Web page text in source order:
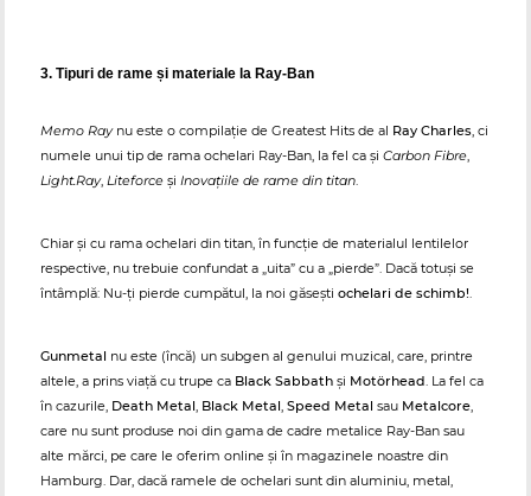
3. Tipuri de rame și materiale la Ray-Ban
Memo Raynu este o compilație de Greatest Hits de al Ray Charles, ci
numele unui tip de rama ochelari Ray-Ban, la fel ca și Carbon Fibre,
Light.Ray, Liteforce și Inovațiile de rame din titan.
Chiar și cu rama ochelari din titan, în funcție de materialul lentilelor
respective, nu trebuie confundat a „uita” cu a „pierde”. Dacă totuși se
întâmplă: Nu-ți pierde cumpătul, la noi găsești ochelari de schimb!.
Gunmetal nu este (încă) un subgen al genului muzical, care, printre
altele, a prins viață cu trupe ca Black Sabbath și Motörhead. La fel ca
în cazurile, Death Metal, Black Metal, Speed Metal sau Metalcore,
care nu sunt produse noi din gama de cadre metalice Ray-Ban sau
alte mărci, pe care le oferim online și în magazinele noastre din
Hamburg. Dar, dacă ramele de ochelari sunt din aluminiu, metal,